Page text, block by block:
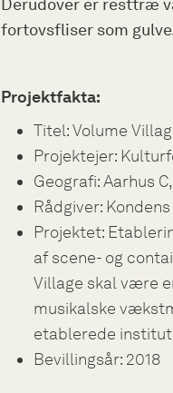
Derudover er resttræ
fortovsfliser som
Projektfakta:
Titel: Volume
Projektejer:
Geografi: Aarhus
Rådgiver:
Projektet:
af scene- og
Village skal være
musikalske
etablerede
Bevillingsår: 2018